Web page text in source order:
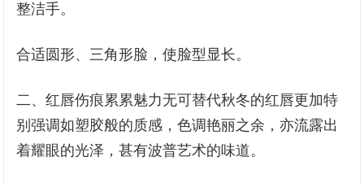
整洁手。
合适圆形、三角形脸，使脸型显长。
二、红唇伤痕累累魅力无可替代秋冬的红唇更加特
别强调如塑胶般的质感，色调艳丽之余，亦流露出
着耀眼的光泽，甚有波普艺术的味道。